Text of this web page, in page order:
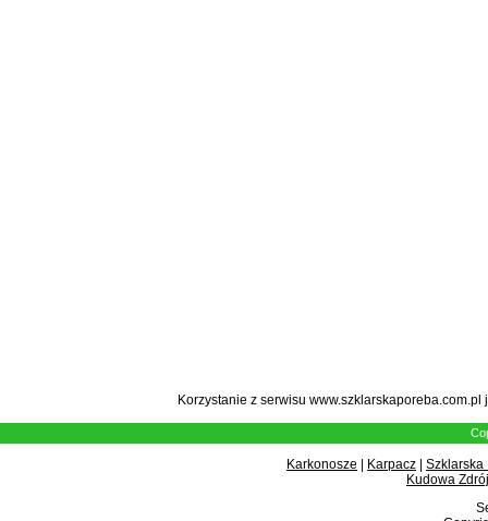
Korzystanie z serwisu
Karkonosze Karpacz
Szklarska
Kudowa